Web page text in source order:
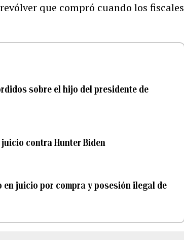
que compró cuando los fiscales
sobre el hijo del presidente de
contra Hunter Biden
juicio por compra y posesión ilegal de